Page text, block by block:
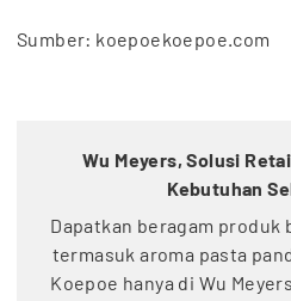
Sumber: koepoekoepoe.com
Wu Meyers, Solusi
Kebutuhan
Dapatkan beragam produk
termasuk aroma pasta
Koepoe hanya di Wu